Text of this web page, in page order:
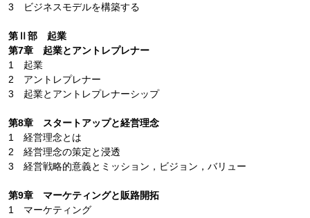
3 ビジネスモデルを構築する
第Ⅱ部 起業
第7章 起業とアントレプレナー
1 起業
2 アントレプレナー
3 起業とアントレプレナーシップ
第8章 スタートアップと経営理念
1 経営理念とは
2 経営理念の策定と浸透
3 経営戦略的意義とミッション，ビジョン，バリュー
第9章 マーケティングと販路開拓
1 マーケティング